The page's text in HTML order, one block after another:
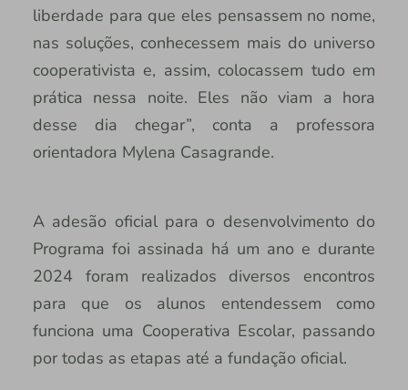
liberdade para que eles pensassem no nome,
nas soluções, conhecessem mais do universo
cooperativista e, assim, colocassem tudo em
prática nessa noite. Eles não viam a hora
desse dia chegar”, conta a professora
orientadora Mylena Casagrande.
A adesão oficial para o desenvolvimento do
Programa foi assinada há um ano e durante
2024 foram realizados diversos encontros
para que os alunos entendessem como
funciona uma Cooperativa Escolar, passando
por todas as etapas até a fundação oficial.